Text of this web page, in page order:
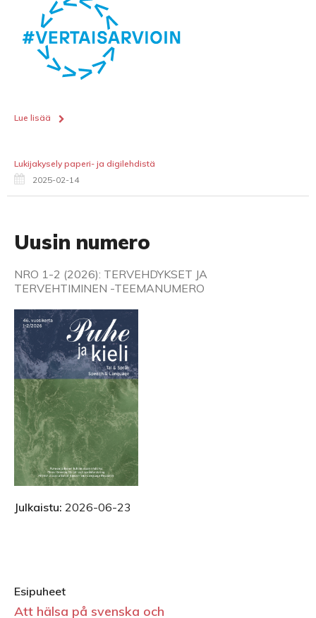
Lue lisää
Lukijakysely paperi- ja digilehdistä
2025-02-14
Uusin numero
NRO 1-2 (2026): TERVEHDYKSET JA
TERVEHTIMINEN -TEEMANUMERO
Julkaistu: 2026-06-23
Esipuheet
Att hälsa på svenska och